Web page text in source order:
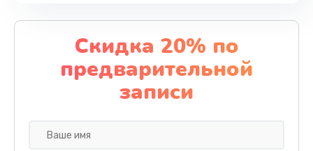
Скидка 20% по
предварительной
записи